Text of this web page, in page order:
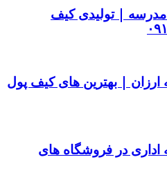
| تولیدی کیف
ارزان | بهترین های کیف پول
اداری در فروشگاه های